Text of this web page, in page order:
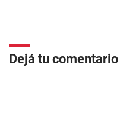
Dejá tu comentario